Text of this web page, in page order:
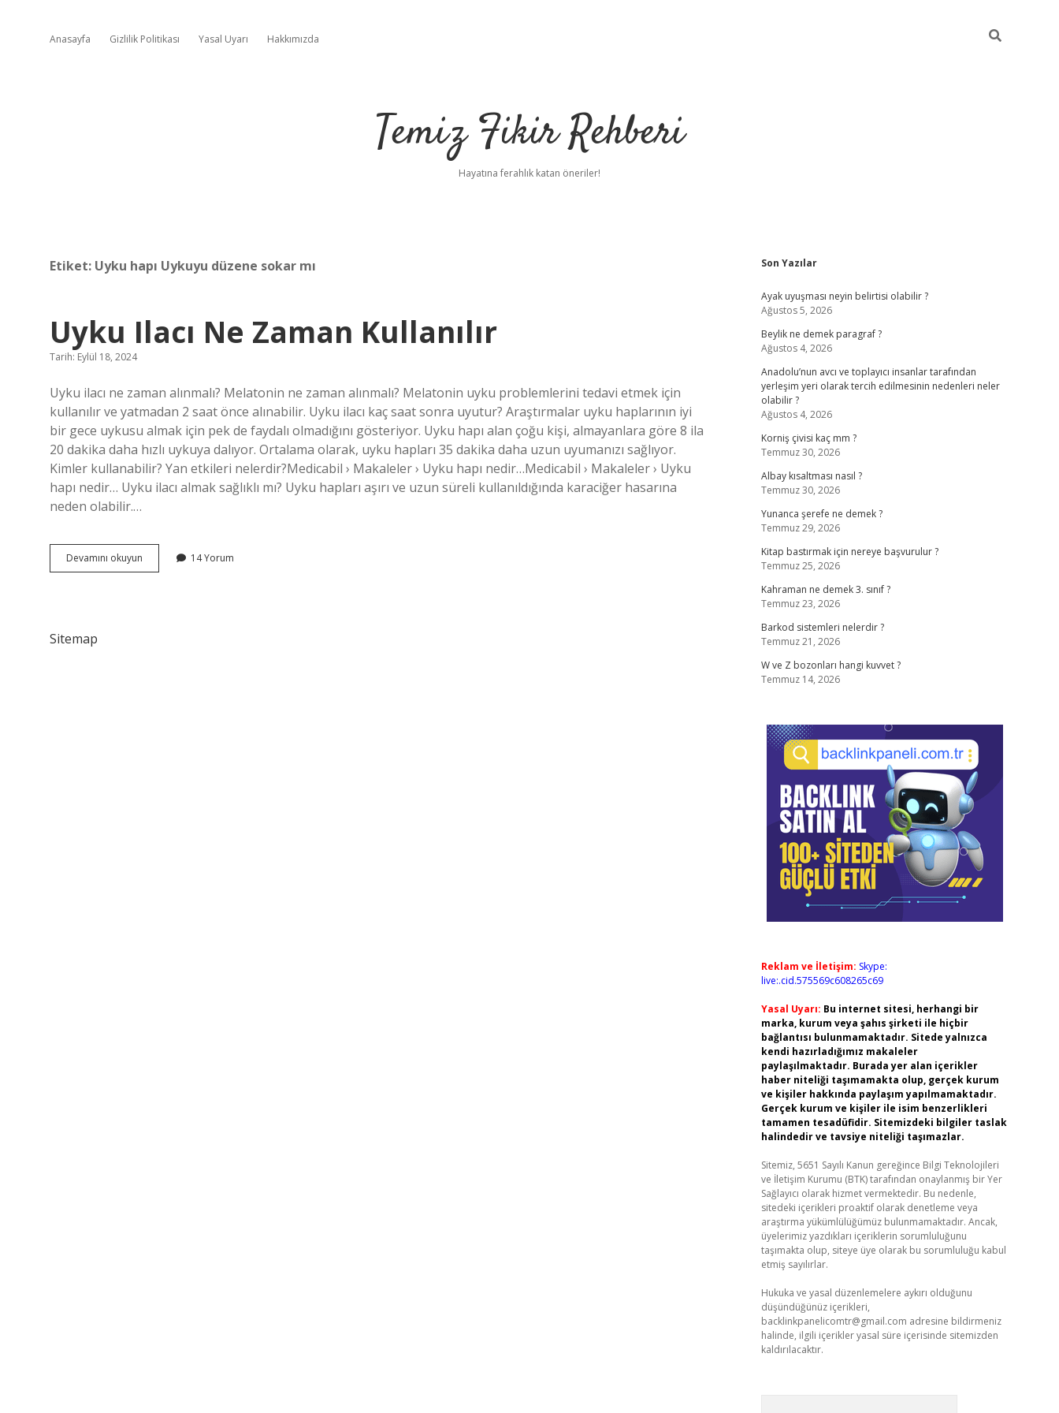
Anasayfa Gizlilik Politikası Yasal Uyarı Hakkımızda
Temiz Fikir Rehberi
Hayatına ferahlık katan öneriler!
Etiket: Uyku hapı Uykuyu düzene sokar mı
Uyku Ilacı Ne Zaman Kullanılır
Tarih: Eylül 18, 2024
Uyku ilacı ne zaman alınmalı? Melatonin ne zaman alınmalı? Melatonin uyku problemlerini tedavi etmek için
kullanılır ve yatmadan 2 saat önce alınabilir. Uyku ilacı kaç saat sonra uyutur? Araştırmalar uyku haplarının iyi
bir gece uykusu almak için pek de faydalı olmadığını gösteriyor. Uyku hapı alan çoğu kişi, almayanlara göre 8 ila
20 dakika daha hızlı uykuya dalıyor. Ortalama olarak, uyku hapları 35 dakika daha uzun uyumanızı sağlıyor.
Kimler kullanabilir? Yan etkileri nelerdir?Medicabil › Makaleler › Uyku hapı nedir…Medicabil › Makaleler › Uyku
hapı nedir… Uyku ilacı almak sağlıklı mı? Uyku hapları aşırı ve uzun süreli kullanıldığında karaciğer hasarına
neden olabilir.…
Devamını okuyun
Ilacı
14 Yorum
Sitemap
Sidebar
Son Yazılar
Ayak uyuşması neyin belirtisi olabilir ?
Ağustos 5, 2026
Beylik ne demek paragraf ?
Ağustos 4, 2026
Anadolu’nun avcı ve toplayıcı insanlar tarafından
yerleşim yeri olarak tercih edilmesinin nedenleri neler
olabilir ?
Ağustos 4, 2026
Korniş çivisi kaç mm ?
Temmuz 30, 2026
Albay kısaltması nasıl ?
Temmuz 30, 2026
Yunanca şerefe ne demek ?
Temmuz 29, 2026
Kitap bastırmak için nereye başvurulur ?
Temmuz 25, 2026
Kahraman ne demek 3. sınıf ?
Temmuz 23, 2026
Barkod sistemleri nelerdir ?
Temmuz 21, 2026
W ve Z bozonları hangi kuvvet ?
Temmuz 14, 2026
Reklam ve İletişim: Skype:
live:.cid.575569c608265c69
Yasal Uyarı: Bu internet sitesi, herhangi bir
marka, kurum veya şahıs şirketi ile hiçbir
bağlantısı bulunmamaktadır. Sitede yalnızca
kendi hazırladığımız makaleler
paylaşılmaktadır. Burada yer alan içerikler
haber niteliği taşımamakta olup, gerçek kurum
ve kişiler hakkında paylaşım yapılmamaktadır.
Gerçek kurum ve kişiler ile isim benzerlikleri
tamamen tesadüfidir. Sitemizdeki bilgiler taslak
halindedir ve tavsiye niteliği taşımazlar.
Sitemiz, 5651 Sayılı Kanun gereğince Bilgi Teknolojileri
ve İletişim Kurumu (BTK) tarafından onaylanmış bir Yer
Sağlayıcı olarak hizmet vermektedir. Bu nedenle,
sitedeki içerikleri proaktif olarak denetleme veya
araştırma yükümlülüğümüz bulunmamaktadır. Ancak,
üyelerimiz yazdıkları içeriklerin sorumluluğunu
taşımakta olup, siteye üye olarak bu sorumluluğu kabul
etmiş sayılırlar.
Hukuka ve yasal düzenlemelere aykırı olduğunu
düşündüğünüz içerikleri,
backlinkpanelicomtr@gmail.com adresine bildirmeniz
halinde, ilgili içerikler yasal süre içerisinde sitemizden
kaldırılacaktır.